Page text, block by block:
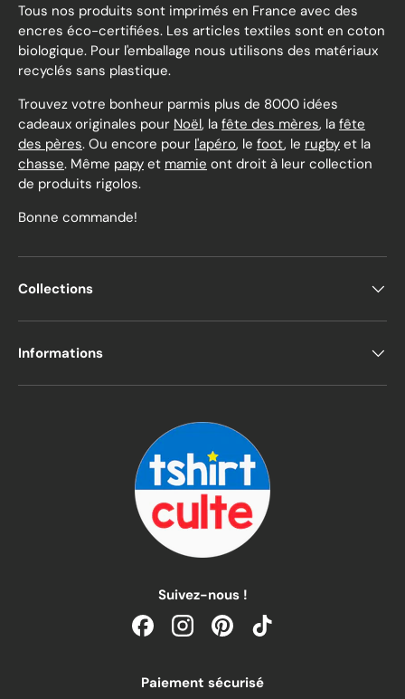
Tous nos produits sont imprimés en France avec des
encres éco-certifiées. Les articles textiles sont en coton
biologique. Pour l'emballage nous utilisons des matériaux
recyclés sans plastique.
Trouvez votre bonheur parmis plus de 8000 idées
cadeaux originales pour Noël, la fête des mères, la fête
des pères. Ou encore pour l'apéro, le foot, le rugby et la
chasse. Même papy et mamie ont droit à leur collection
de produits rigolos.
Bonne commande!
Collections
Informations
Suivez-nous !
FacebookInstagramPinterestTikTok
Paiement sécurisé